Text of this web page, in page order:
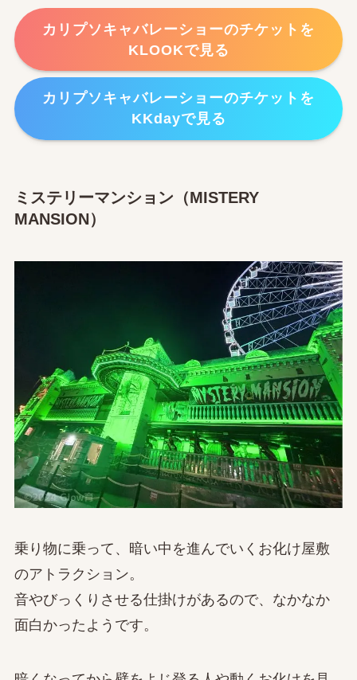
カリプソキャバレーショーのチケットを
KLOOKで見る
カリプソキャバレーショーのチケットを
KKdayで見る
ミステリーマンション（MISTERY
MANSION）
乗り物に乗って、暗い中を進んでいくお化け屋敷
のアトラクション。
音やびっくりさせる仕掛けがあるので、なかなか
面白かったようです。